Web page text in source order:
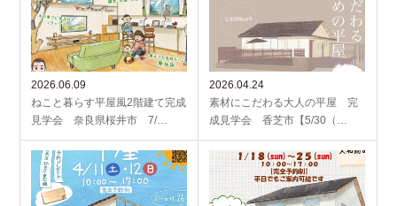
2026.06.09
ねこと暮らす平屋風2階建て完成
見学会 奈良県桜井市 7/…
2026.04.24
素材にこだわる大人の平屋 完
成見学会 香芝市【5/30（…